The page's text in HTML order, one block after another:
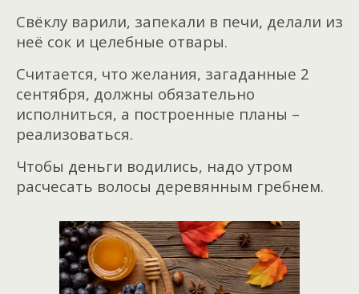
Свёклу варили, запекали в печи, делали из
неё сок и целебные отвары.
Считается, что желания, загаданные 2
сентября, должны обязательно
исполниться, а построенные планы –
реализоваться.
Чтобы деньги водились, надо утром
расчесать волосы деревянным гребнем.